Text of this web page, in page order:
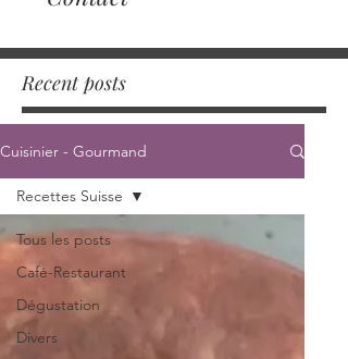
Recent posts
Cuisinier - Gourmand
Tous les posts
Café-Restaurant
Dégustation
Divers
Recettes Suisse